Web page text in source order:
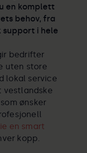
en komplett
behov, fra
support i hele
bedrifter
uten store
lokal service
vestlandske
ønsker
en smart
kopp.